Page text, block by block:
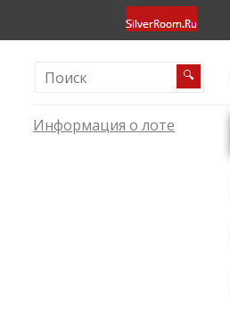
🔍
Информация о лоте